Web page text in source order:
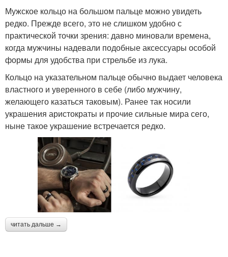
Мужское кольцо на большом пальце можно увидеть
редко. Прежде всего, это не слишком удобно с
практической точки зрения: давно миновали времена,
когда мужчины надевали подобные аксессуары особой
формы для удобства при стрельбе из лука.
Кольцо на указательном пальце обычно выдает человека
властного и уверенного в себе (либо мужчину,
желающего казаться таковым). Ранее так носили
украшения аристократы и прочие сильные мира сего,
ныне такое украшение встречается редко.
читать дальше →